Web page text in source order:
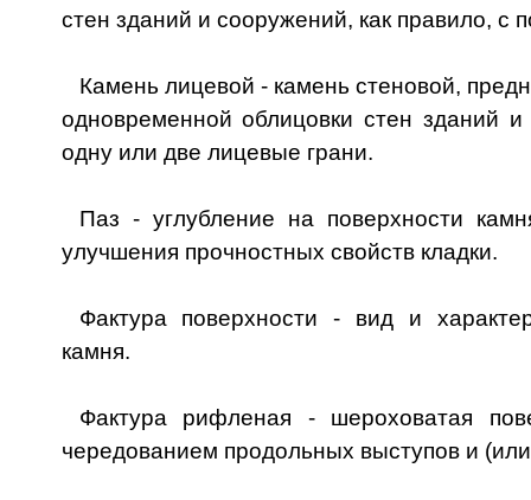
стен зданий и сооружений, как правило, с
Камень лицевой - камень стеновой,
одновременной облицовки стен зданий
одну или две лицевые грани.
Паз - углубление на поверхности
улучшения прочностных свойств кладки.
Фактура поверхности - вид и
камня.
Фактура рифленая - шероховатая
чередованием продольных выступов и